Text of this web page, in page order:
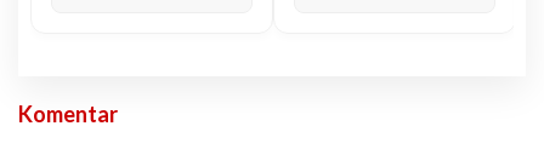
Komentar